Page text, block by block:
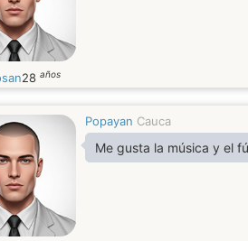
28 años
Popayan Cauca
Me gusta la música y el